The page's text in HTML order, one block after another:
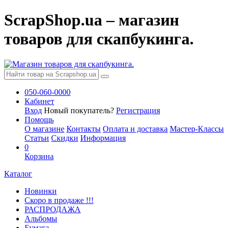
ScrapShop.ua – магазин
товаров для скапбукинга.
050-060-0000
Кабинет
Вход Новый покупатель? Регистрация
Помощь
О магазине Контакты Оплата и доставка Мастер-Классы
Статьи Скидки Информация
0
Корзина
Каталог
Новинки
Скоро в продаже !!!
РАСПРОДАЖА
Альбомы